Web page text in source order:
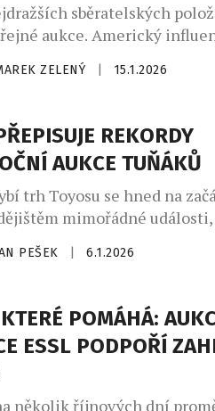
sběratelských
aukce. Americký
a profesionální wrestler
extrémně vzácnou
Aukce, která probíhá
Auctions, přitahuje
popkultury i
Když si v roce […]
ZELENÝ 15.1.2026
REKORDY
AUKCE TUŇÁKŮ
trh Toyosu se hned na
mimořádné
historii. Obří tuňák
kilogramů byl vydražen za
zhruba 67,5 milionům
cenu, jaká kdy byla za
Rekordní rybu […]
PEŠEK 6.1.2026
POMÁHÁ:
ESSL PODPOŘÍ
několik říjnových dní